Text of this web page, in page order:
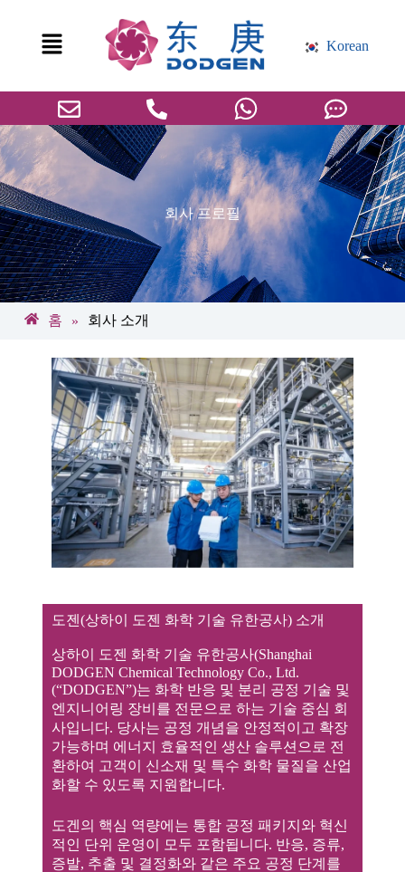
Korean
회사 프로필
홈 » 회사 소개
도젠(상하이 도젠 화학 기술 유한공사) 소개
상하이 도젠 화학 기술 유한공사(Shanghai
DODGEN Chemical Technology Co., Ltd.
(“DODGEN”)는 화학 반응 및 분리 공정 기술 및
엔지니어링 장비를 전문으로 하는 기술 중심 회
사입니다. 당사는 공정 개념을 안정적이고 확장
가능하며 에너지 효율적인 생산 솔루션으로 전
환하여 고객이 신소재 및 특수 화학 물질을 산업
화할 수 있도록 지원합니다.
도겐의 핵심 역량에는 통합 공정 패키지와 혁신
적인 단위 운영이 모두 포함됩니다. 반응, 증류,
증발, 추출 및 결정화와 같은 주요 공정 단계를